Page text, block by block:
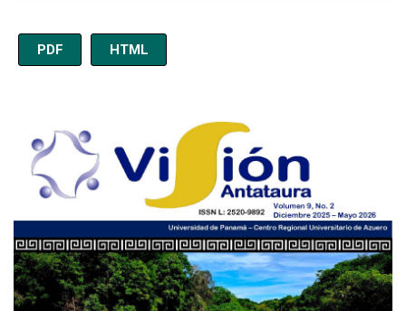
PDF HTML
Imagen de portada